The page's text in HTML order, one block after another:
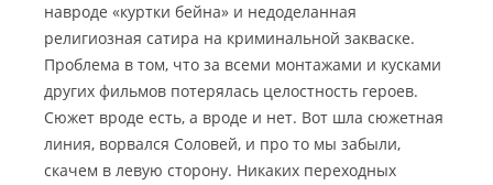
навроде «куртки бейна» и недоделанная
религиозная сатира на криминальной закваске.
Проблема в том, что за всеми монтажами и кусками
других фильмов потерялась целостность героев.
Сюжет вроде есть, а вроде и нет. Вот шла сюжетная
линия, ворвался Соловей, и про то мы забыли,
скачем в левую сторону. Никаких переходных